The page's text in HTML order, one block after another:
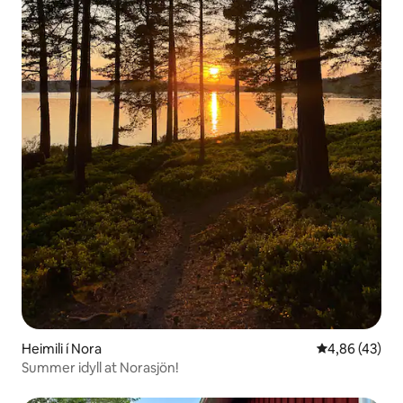
Heimili í Nora 4,86 af 5 í
4,86 (43)
Summer idyll at Norasjön!